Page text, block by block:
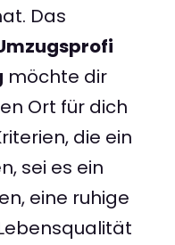
Das
möchte dir
Ort für dich
die ein
sei es ein
eine ruhige